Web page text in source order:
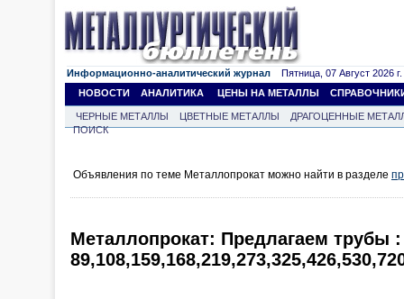
Информационно-аналитический журнал Пятница, 07 Август 2026 г.
НОВОСТИ
АНАЛИТИКА ЦЕНЫ НА МЕТАЛЛЫ
ЧЕРНЫЕ МЕТАЛЛЫ ЦВЕТНЫЕ МЕТАЛЛЫ
ДРАГОЦЕННЫЕ
ПОИСК
Объявления по теме Металлопрокат можно найти в разделе
Металлопрокат: Предлагаем трубы :